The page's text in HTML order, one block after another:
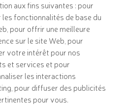
aux fins suivantes : pour
fonctionnalités de base du
, pour offrir une meilleure
sur le site Web, pour
votre intérêt pour nos
et services et pour
les interactions
, pour diffuser des publicités
pour vous.
zaterdag :
uur)
uur)